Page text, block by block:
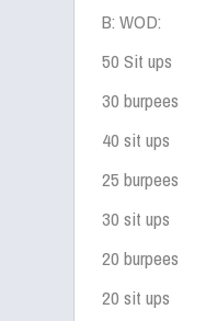
B: WOD:
50 Sit ups
30 burpees
40 sit ups
25 burpees
30 sit ups
20 burpees
20 sit ups